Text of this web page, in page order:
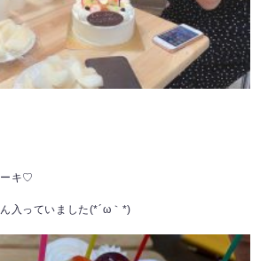
ーキ♡
入っていました(*´ω｀*)